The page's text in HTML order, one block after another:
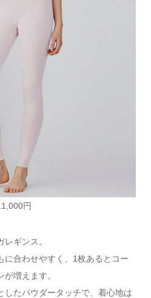
円
ギンス。
に合わせやすく、1枚あるとコー
増えます。
したパウダータッチで、着心地は